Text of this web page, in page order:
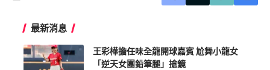
最新消息
王彩樺擔任味全龍開球嘉賓 尬舞小龍女
「逆天女團鉛筆腿」搶鏡